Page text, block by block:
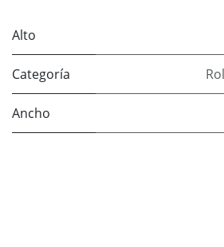
Alto
Categoría
Ancho